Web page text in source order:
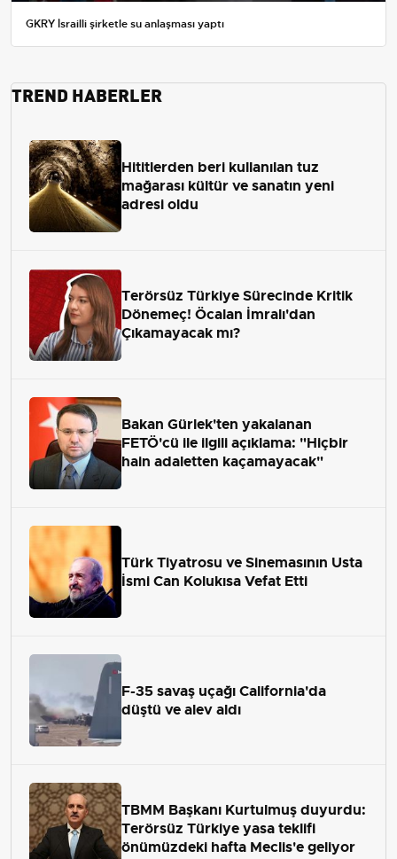
GKRY İsrailli şirketle su anlaşması yaptı
TREND HABERLER
Hititlerden beri kullanılan tuz
mağarası kültür ve sanatın yeni
adresi oldu
Terörsüz Türkiye Sürecinde Kritik
Dönemeç! Öcalan İmralı'dan
Çıkamayacak mı?
Bakan Gürlek'ten yakalanan
FETÖ'cü ile ilgili açıklama: "Hiçbir
hain adaletten kaçamayacak"
Türk Tiyatrosu ve Sinemasının Usta
İsmi Can Kolukısa Vefat Etti
F-35 savaş uçağı California'da
düştü ve alev aldı
TBMM Başkanı Kurtulmuş duyurdu:
Terörsüz Türkiye yasa teklifi
önümüzdeki hafta Meclis'e geliyor